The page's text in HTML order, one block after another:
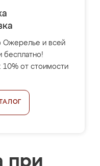
Ожерелье и всей
бесплатно!
от стоимости
при